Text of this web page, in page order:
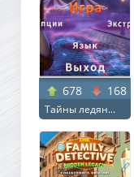
678 168
Тайны ледян...